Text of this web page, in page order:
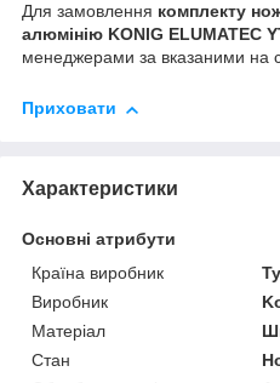
Для замовлення комплекту
алюмінію KONIG ELUMATEC
менеджерами за вказаними на
Приховати
Характеристики
Основні атрибути
Країна виробник
Виробник
Матеріал
Стан